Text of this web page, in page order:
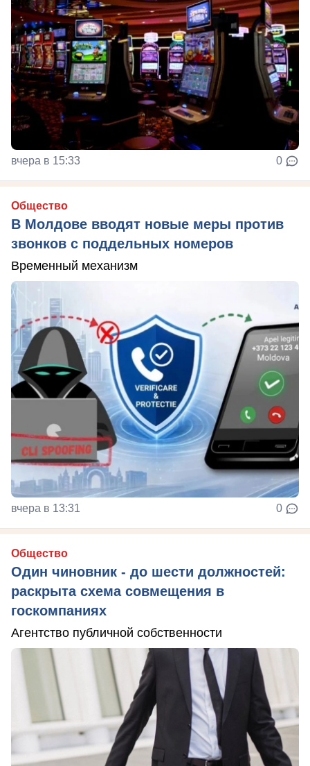
вчера в 15:33 0
Общество
В Молдове вводят новые меры против
звонков с поддельных номеров
Временный механизм
вчера в 13:31 0
Общество
Один чиновник - до шести должностей:
раскрыта схема совмещения в
госкомпаниях
Агентство публичной собственности